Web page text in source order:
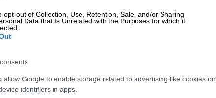
opt-out of Collection, Use, Retention, Sale, and/or Sharing
Data that Is Unrelated with the Purposes for which it
allow Google to enable storage related to advertising like cookies on
identifiers in apps.
διά χειρός Οζόν και ο επίκαιρος